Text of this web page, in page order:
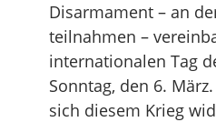
Disarmament – an
teilnahmen –
internationalen Tag
Sonntag, den 6.
sich diesem Krieg